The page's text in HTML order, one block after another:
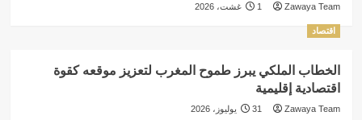
Zawaya Team 1 غشت، 2026
اقتصاد
الخطاب الملكي يبرز طموح المغرب لتعزيز موقعه كقوة
اقتصادية إقليمية
Zawaya Team 31 يوليوز، 2026